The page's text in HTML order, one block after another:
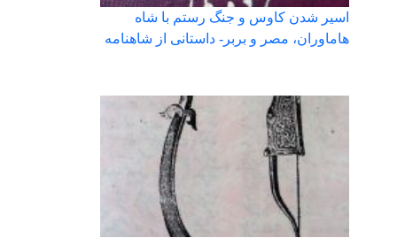
اسیر شدن کاوس و جنگ رستم با شاه
هاماوران، مصر و بربر- داستانی از شاهنامه